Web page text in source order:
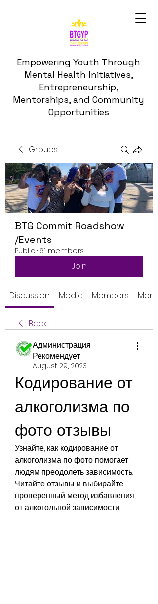
Empowering Youth Through
Mental Health Initiatives,
Entrepreneurship,
Mentorships, and Community
Opportunities
Groups
BTG Commit Roadshow
/Events
Public · 61 members
Join
Discussion Media Members
Back
Администрация
Рекомендует
August 29, 2023
Кодирование от
алкоголизма по
фото отзывы
Узнайте, как кодирование от
алкоголизма по фото помогает
людям преодолеть зависимость.
Читайте отзывы и выбирайте
проверенный метод избавления
от алкогольной зависимости.